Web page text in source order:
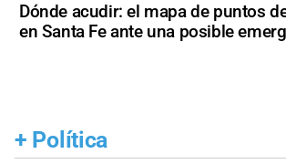
Dónde acudir: el mapa de puntos
en Santa Fe ante una posible
+ Política